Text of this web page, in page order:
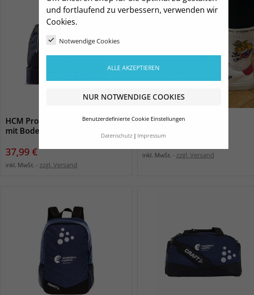
und fortlaufend zu verbessern, verwenden wir
Cookies.
Notwendige Cookies
ALLE AKZEPTIEREN
NUR NOTWENDIGE COOKIES
Benutzerdefinierte Cookie Einstellungen
Datenschutz Impressum
HCM Pro Control Sporttasche
mit Bodenfach navy
Preis
37,99 €
inkl. MwSt. zzgl. Versand
HCM Socken mit Logo
Preis
10,95 €
inkl. MwSt. zzgl. Versand